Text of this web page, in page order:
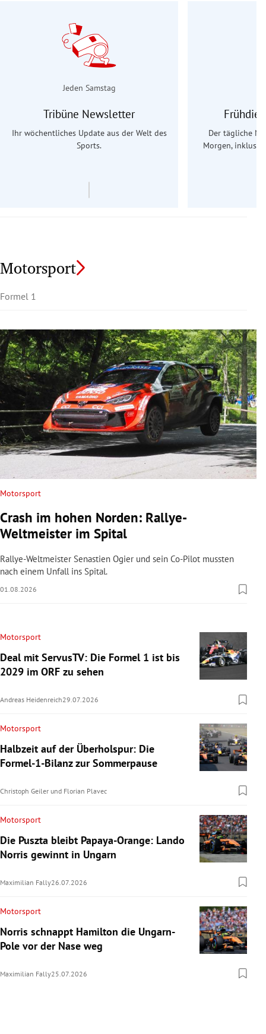
Jeden Samstag
Tribüne Newsletter
Ihr wöchentliches Update aus der Welt des
Sports.
Der tägliche
Morgen,
Motorsport
Formel 1
Motorsport
Crash im hohen Norden: Rallye-
Weltmeister im Spital
Rallye-Weltmeister Senastien Ogier und sein Co-Pilot mussten
nach einem Unfall ins Spital.
01.08.2026
Motorsport
Deal mit ServusTV: Die Formel 1 ist bis
2029 im ORF zu sehen
Andreas Heidenreich29.07.2026
Motorsport
Halbzeit auf der Überholspur: Die
Formel-1-Bilanz zur Sommerpause
Christoph Geiler und Florian Plavec
Motorsport
Die Puszta bleibt Papaya-Orange: Lando
Norris gewinnt in Ungarn
Maximilian Fally26.07.2026
Motorsport
Norris schnappt Hamilton die Ungarn-
Pole vor der Nase weg
Maximilian Fally25.07.2026